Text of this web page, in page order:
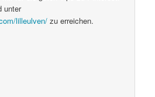
unter
lilleulven/ zu erreichen.